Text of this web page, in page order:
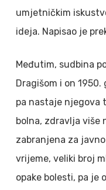
umjetničkim
ideja. Napisao je
Međutim, sudbina
Dragišom i on
pa nastaje njegova
bolna, zdravlja više
zabranjena za
vrijeme, veliki broj
opake bolesti, pa je